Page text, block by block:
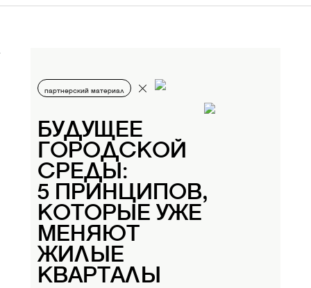
партнерский материал
БУДУЩЕЕ
ГОРОДСКОЙ
СРЕДЫ:
5 ПРИНЦИПОВ,
КОТОРЫЕ УЖЕ
МЕНЯЮТ
ЖИЛЫЕ
КВАРТАЛЫ